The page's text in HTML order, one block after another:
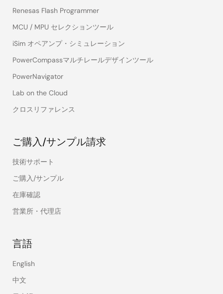
Renesas Flash Programmer
MCU / MPU セレクションツール
iSim オペアンプ・シミュレーション
PowerCompassマルチレールデザインツール
PowerNavigator
Lab on the Cloud
クロスリファレンス
ご購入/サンプル請求
技術サポート
ご購入/サンプル
在庫確認
営業所・代理店
言語
English
中文